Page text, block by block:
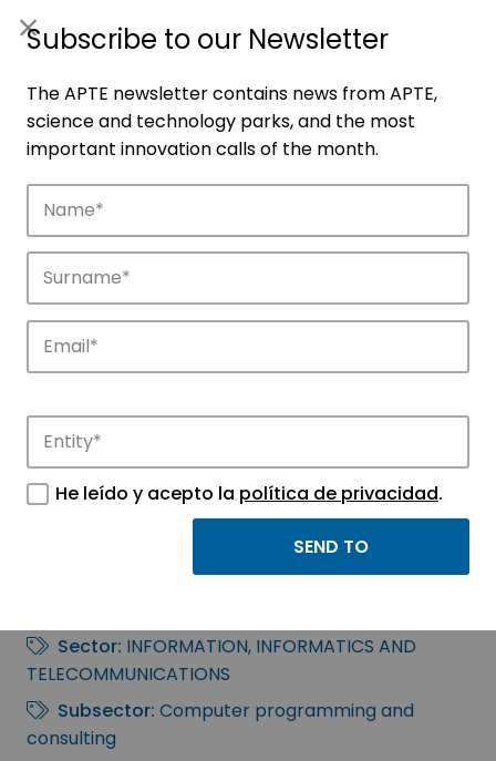
Companies
Discover the companies that drive
innovation in APTE’s parks.
Hybrid Imaging
Sector: INFORMATION, INFORMATICS AND
TELECOMMUNICATIONS
Subsector: Computer programming and
consulting
Subscribe to our Newsletter
The APTE newsletter contains news from APTE,
science and technology parks, and the most
important innovation calls of the month.
He leído y acepto la política de privacidad.